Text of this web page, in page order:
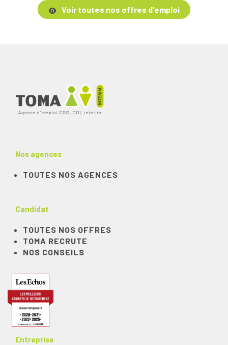
Voir toutes nos offres d'emploi
Nos agences
TOUTES NOS AGENCES
Candidat
TOUTES NOS OFFRES
TOMA RECRUTE
NOS CONSEILS
Entreprise